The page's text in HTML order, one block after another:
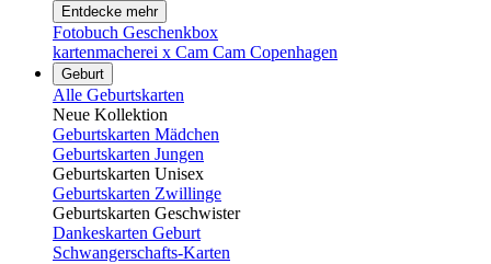
Entdecke mehr
Fotobuch Geschenkbox
kartenmacherei x Cam Cam Copenhagen
Geburt
Alle Geburtskarten
Neue Kollektion
Geburtskarten Mädchen
Geburtskarten Jungen
Geburtskarten Unisex
Geburtskarten Zwillinge
Geburtskarten Geschwister
Dankeskarten Geburt
Schwangerschafts-Karten